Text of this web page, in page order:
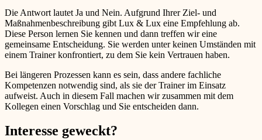
Die Antwort lautet Ja und Nein. Aufgrund Ihrer Ziel- und
Maßnahmenbeschreibung gibt Lux & Lux eine Empfehlung ab.
Diese Person lernen Sie kennen und dann treffen wir eine
gemeinsame Entscheidung. Sie werden unter keinen Umständen mit
einem Trainer konfrontiert, zu dem Sie kein Vertrauen haben.
Bei längeren Prozessen kann es sein, dass andere fachliche
Kompetenzen notwendig sind, als sie der Trainer im Einsatz
aufweist. Auch in diesem Fall machen wir zusammen mit dem
Kollegen einen Vorschlag und Sie entscheiden dann.
Interesse geweckt?